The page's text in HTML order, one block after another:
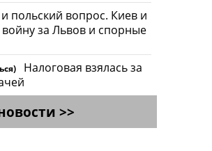
польский вопрос. Киев и
за Львов и спорные
Налоговая взялась за
>>